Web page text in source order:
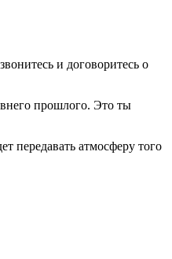
и договоритесь о
прошлого. Это ты
передавать атмосферу того